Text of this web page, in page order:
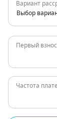
Вариант
Выбор
Первый взнос
Частота